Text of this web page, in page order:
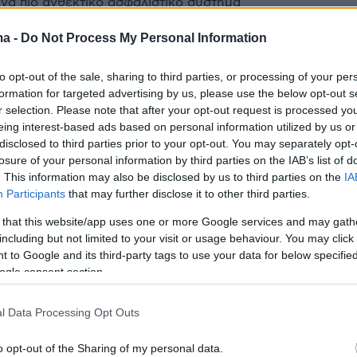
- Do Not Process My Personal Information
opt-out of the sale, sharing to third parties, or processing of your
for targeted advertising by us, please use the below opt-out
selection. Please note that after your opt-out request is processed
interest-based ads based on personal information utilized by us
to third parties prior to your opt-out. You may separately
of your personal information by third parties on the IAB’s list of
This information may also be disclosed by us to third parties on the
Participants that may further disclose it to other third parties.
that this website/app uses one or more Google services and may
but not limited to your visit or usage behaviour. You may
to Google and its third-party tags to use your data for below
consent section.
Data Processing Opt Outs
opt-out of the Sharing of my personal data.
η σχέση εξωσωματικής και
– Τι δείχνει μεγάλη μελέτη
δείχνει ότι οι θεραπείες υποβοηθούμενης
δεν αυξάνουν συνολικά τον κίνδυνο καρκίνου, αν
τύποι εμφανίζονται ελαφρώς συχνότερα
«καμπανάκι» στην
– Μειώθηκαν οι γεννήσεις για
για τις επιπτώσεις στην αγορά εργασίας, την